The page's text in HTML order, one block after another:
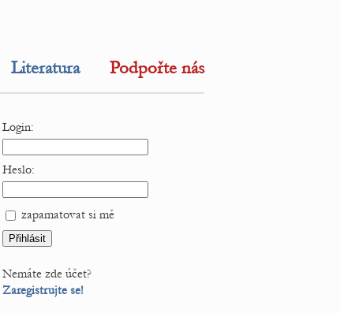
Literatura Podpořte nás
Login:
Heslo:
zapamatovat si mě
Nemáte zde účet?
Zaregistrujte se!